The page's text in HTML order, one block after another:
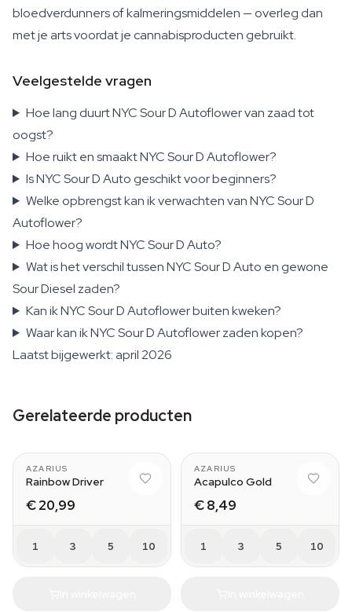
bloedverdunners of kalmeringsmiddelen — overleg dan
met je arts voordat je cannabisproducten gebruikt.
Veelgestelde vragen
Hoe lang duurt NYC Sour D Autoflower van zaad tot
oogst?
Hoe ruikt en smaakt NYC Sour D Autoflower?
Is NYC Sour D Auto geschikt voor beginners?
Welke opbrengst kan ik verwachten van NYC Sour D
Autoflower?
Hoe hoog wordt NYC Sour D Auto?
Wat is het verschil tussen NYC Sour D Auto en gewone
Sour Diesel zaden?
Kan ik NYC Sour D Autoflower buiten kweken?
Waar kan ik NYC Sour D Autoflower zaden kopen?
Laatst bijgewerkt: april 2026
Gerelateerde producten
AZARIUS
Rainbow Driver
€ 20,99
1 3 5 10
AZARIUS
Acapulco Gold
€ 8,49
1 3 5 10